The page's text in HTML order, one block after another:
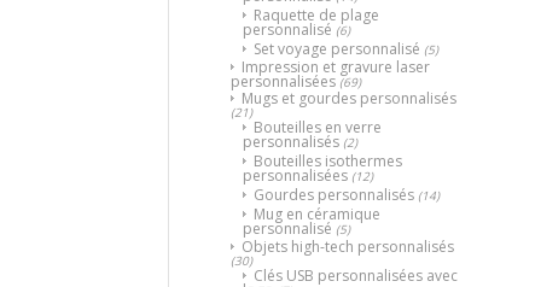
Raquette de plage
personnalisé (6)
Set voyage personnalisé (5)
Impression et gravure laser
personnalisées (69)
Mugs et gourdes personnalisés
(21)
Bouteilles en verre
personnalisés (2)
Bouteilles isothermes
personnalisées (12)
Gourdes personnalisés (14)
Mug en céramique
personnalisé (5)
Objets high-tech personnalisés
(30)
Clés USB personnalisées avec